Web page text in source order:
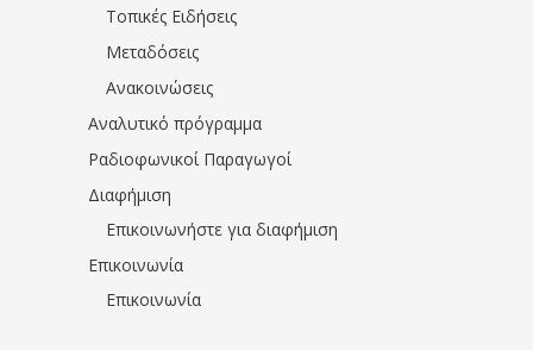
Τοπικές Ειδήσεις
Μεταδόσεις
Ανακοινώσεις
Αναλυτικό πρόγραμμα
Ραδιοφωνικοί Παραγωγοί
Διαφήμιση
Επικοινωνήστε για διαφήμιση
Επικοινωνία
Επικοινωνία